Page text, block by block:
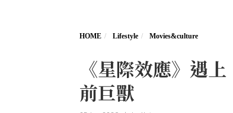
HOME Lifestyle Movies&culture
《星際效應》遇
前巨獸